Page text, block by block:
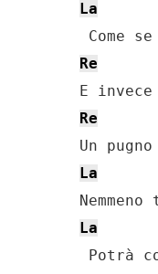
La
Re
Re
La
La